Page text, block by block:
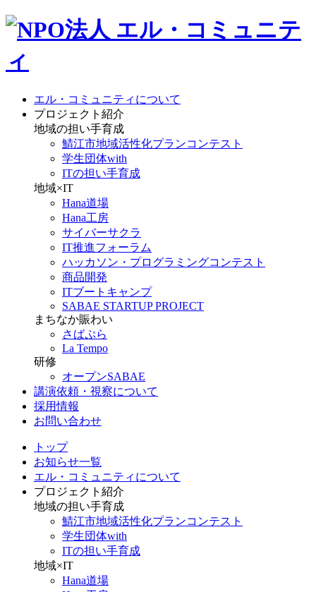
エル・コミュニティについて
プロジェクト紹介
地域の担い手育成
鯖江市地域活性化プランコンテスト
学生団体with
ITの担い手育成
地域×IT
Hana道場
Hana工房
サイバーサクラ
IT推進フォーラム
ハッカソン・プログラミングコンテスト
商品開発
ITブートキャンプ
SABAE STARTUP PROJECT
まちなか賑わい
さばぷら
La Tempo
研修
オープンSABAE
講演依頼・視察について
採用情報
お問い合わせ
トップ
お知らせ一覧
エル・コミュニティについて
プロジェクト紹介
地域の担い手育成
鯖江市地域活性化プランコンテスト
学生団体with
ITの担い手育成
地域×IT
Hana道場